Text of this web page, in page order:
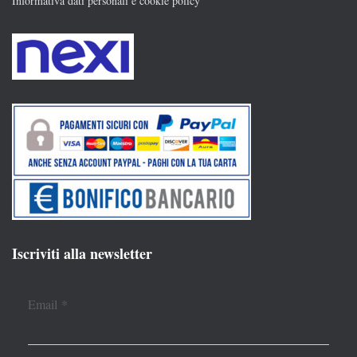
Iscriviti alla newsletter
Email *